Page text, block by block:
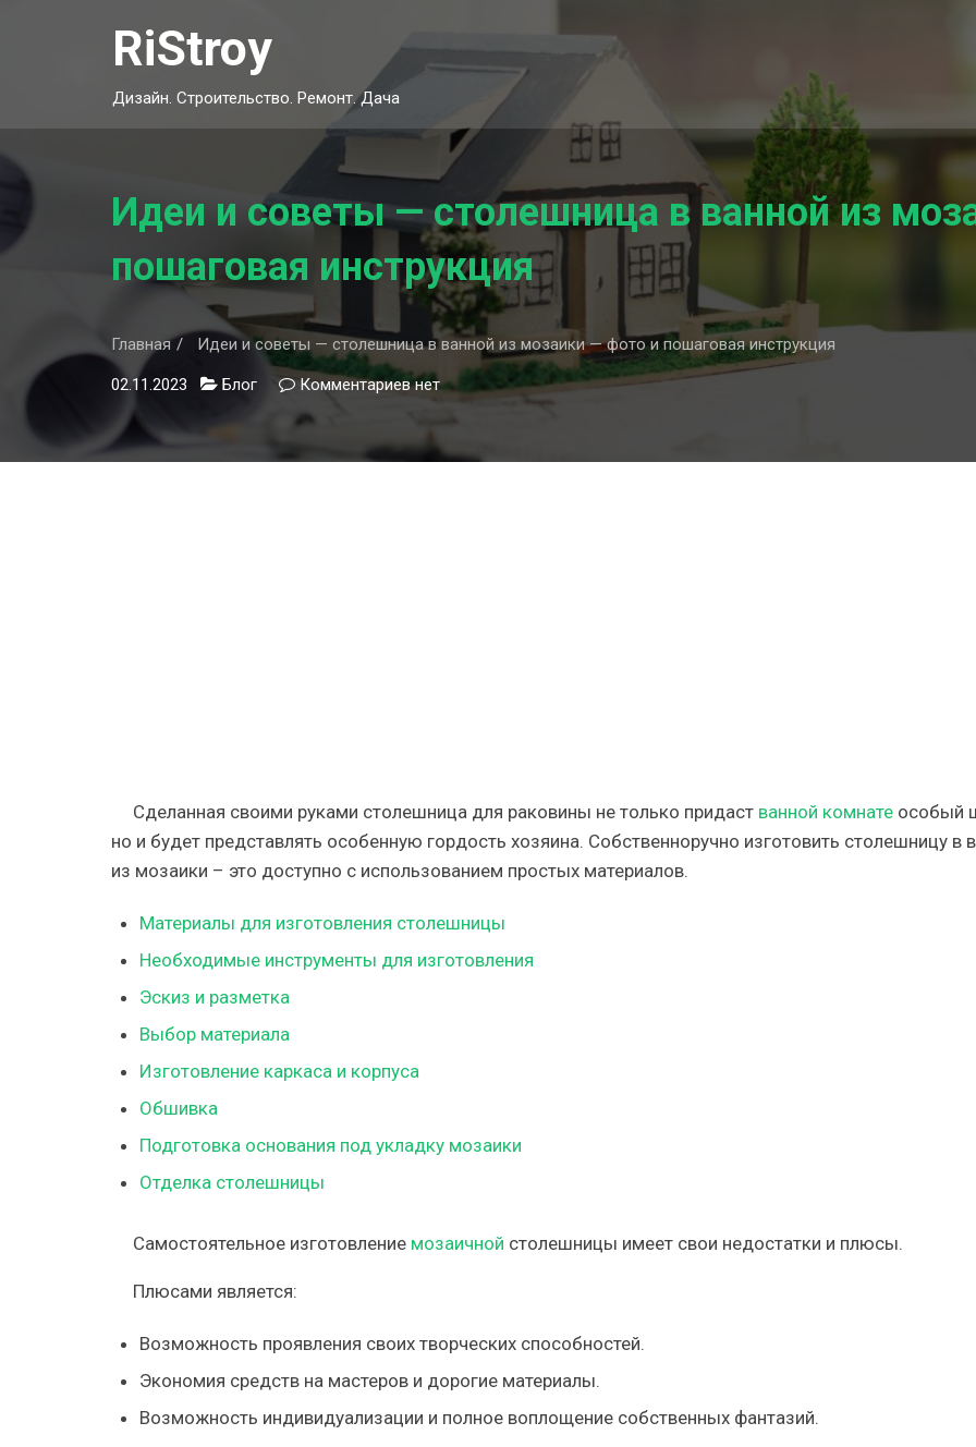
RiStroy
Дизайн. Строительство. Ремонт. Дача
Идеи и советы — столешница в ванной из
пошаговая инструкция
Главная Идеи и советы — столешница в ванной из мозаики — фото и пошаговая инструкция
02.11.2023 Блог Комментариевк
записи
и
нет
Сделанная своими руками столешница для раковины не только придаст ванной комнате особый
но и будет представлять особенную гордость хозяина. Собственноручно изготовить столешницу в
из мозаики – это доступно с использованием простых материалов.
Материалы для изготовления столешницы
Необходимые инструменты для изготовления
Эскиз и разметка
Выбор материала
Изготовление каркаса и корпуса
Обшивка
Подготовка основания под укладку мозаики
Отделка столешницы
Самостоятельное изготовление мозаичной столешницы имеет свои недостатки и плюсы.
Плюсами является:
Возможность проявления своих творческих способностей.
Экономия средств на мастеров и дорогие материалы.
Возможность индивидуализации и полное воплощение собственных фантазий.